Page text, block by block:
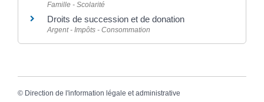
Famille - Scolarité
Droits de succession et de donation
Argent - Impôts - Consommation
© Direction de l'information légale et administrative